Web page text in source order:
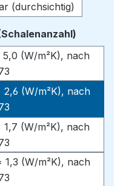
(durchsichtig)
(W/m²K), nach
(W/m²K), nach
(W/m²K), nach
(W/m²K), nach